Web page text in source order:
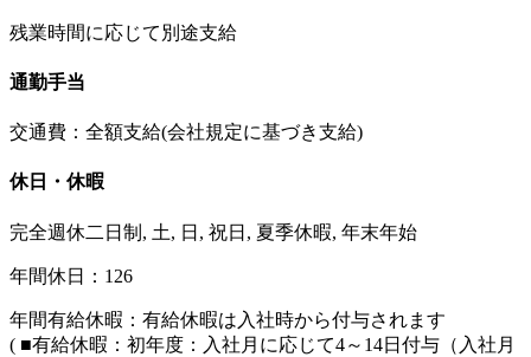
残業時間に応じて別途支給
通勤手当
交通費：全額支給(会社規定に基づき支給)
休日・休暇
完全週休二日制, 土, 日, 祝日, 夏季休暇, 年末年始
年間休日：126
年間有給休暇：有給休暇は入社時から付与されます
( ■有給休暇：初年度：入社月に応じて4～14日付与（入社月